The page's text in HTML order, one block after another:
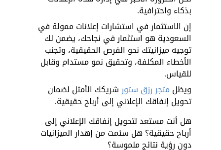
بذكاء واحترافية.
إن الاستثمار في استشارات إعلانات ممولة في
السعودية هو استثمار في نجاحك، يضمن لك
توجيه ميزانيتك نحو الفرص الحقيقية، وتجنب
الأخطاء المكلفة، وتحقيق نمو مستدام وقابل
للقياس.
ويظل متجر رزق ستور شريكك الأمثل لضمان
تحويل إنفاقك الإعلاني إلى أرباح حقيقية.
هل أنت مستعد لتحويل إنفاقك الإعلاني إلى
أرباح حقيقية؟ هل سئمت من إهدار الميزانيات
دون رؤية نتائج ملموسة؟